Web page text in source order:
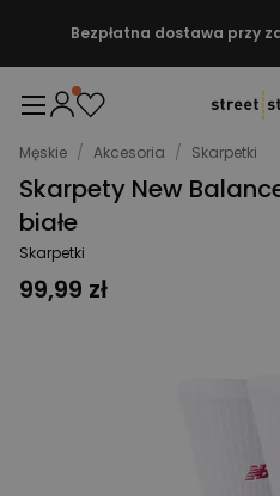
Bezpłatna dostawa przy
Męskie / Akcesoria / Skarpetki
Skarpety New
białe
Skarpetki
99,99 zł